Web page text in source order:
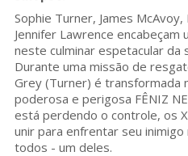
Sophie Turner, James
Jennifer Lawrence encabeçam
neste culminar espetacular da
Durante uma missão de
Grey (Turner) é transformada
poderosa e perigosa FÊNIZ
está perdendo o controle, os
unir para enfrentar seu
todos - um deles.